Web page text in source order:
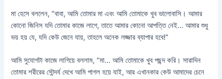
মা হেসে বললেন, “বাবা, আমি তোমার মা এবং আমি তোমাকে খুব ভালোবাসি। আমার
কোনো জিনিস যদি তোমার কাজে লাগে, তাতে আমার কোনো আপত্তি নেই… আমার শুধু
ভয় হয় যে, যদি কেউ জেনে যায়, তাহলে অনেক লজ্জার ব্যাপার হবে!”
আমি সুযোগটা কাজে লাগিয়ে বললাম, “মা… আমি তোমাকে খুব পছন্দ করি। সারাদিন
তোমার শরীরের সৌন্দর্য দেখে আমি পাগল হয়ে যাই, আর এখানকার কেউ আমাদের চেনে